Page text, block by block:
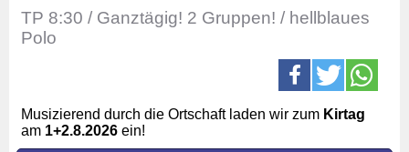
TP 8:30 / Ganztägig! 2 Gruppen! / hellblaues
Polo
Musizierend durch die Ortschaft laden wir zum Kirtag
am 1+2.8.2026 ein!